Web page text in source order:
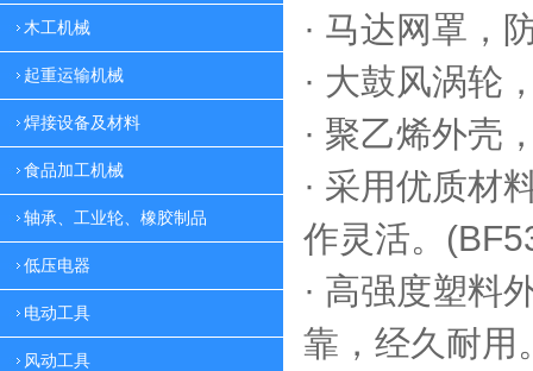
木工机械
起重运输机械
焊接设备及材料
食品加工机械
轴承、工业轮、橡胶制品
低压电器
电动工具
风动工具
· 马达网罩，
· 大鼓风涡轮
· 聚乙烯外壳
· 采用优质材
作灵活。
· 高强度塑料
靠， 经久耐用